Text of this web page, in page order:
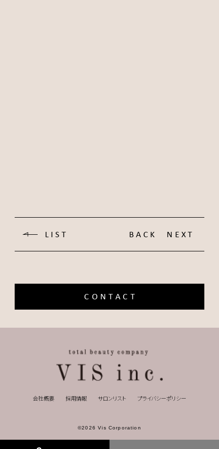
LIST BACK NEXT
CONTACT
会社概要 採用情報 サロンリスト プライバシーポリシー
©2026 Vis Corporation